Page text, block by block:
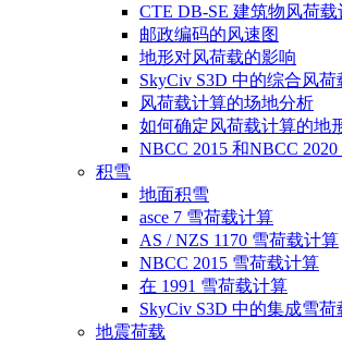
CTE DB-SE 建筑物风荷载
邮政编码的风速图
地形对风荷载的影响
SkyCiv S3D 中的综合风荷
风荷载计算的场地分析
如何确定风荷载计算的地
NBCC 2015 和NBCC 2020
积雪
地面积雪
asce 7 雪荷载计算
AS / NZS 1170 雪荷载计算
NBCC 2015 雪荷载计算
在 1991 雪荷载计算
SkyCiv S3D 中的集成雪荷
地震荷载